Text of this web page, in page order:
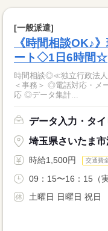
[一般派遣]
《時間相談OK♪
ート◇1日6時間☆
時間相談◎≪独立行政法
＜事務＞ ◎電話対応・メ
応 ◎データ集計...
データ入力・タ
埼玉県さいたま市
時給1,500円 交通費
09：15〜16：15（
土曜日 日曜日 祝日